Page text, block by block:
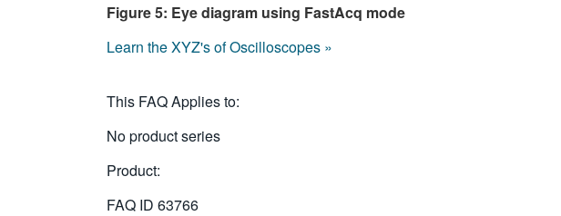
Figure 5: Eye diagram using FastAcq mode
Learn the XYZ's of Oscilloscopes »
This FAQ Applies to:
No product series
Product:
FAQ ID 63766